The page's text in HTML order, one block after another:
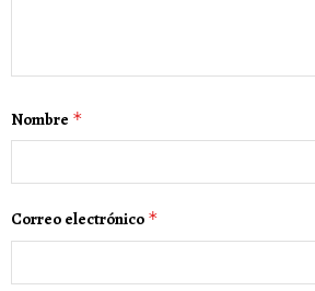
Nombre *
Correo electrónico *